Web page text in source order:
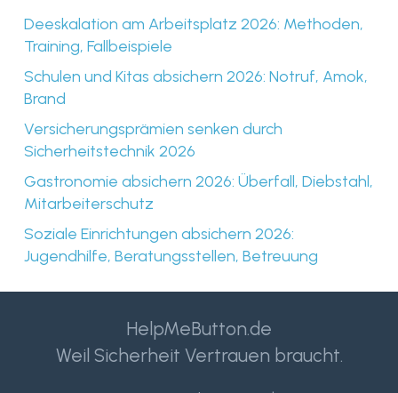
Deeskalation am Arbeitsplatz 2026: Methoden,
Training, Fallbeispiele
Schulen und Kitas absichern 2026: Notruf, Amok,
Brand
Versicherungsprämien senken durch
Sicherheitstechnik 2026
Gastronomie absichern 2026: Überfall, Diebstahl,
Mitarbeiterschutz
Soziale Einrichtungen absichern 2026:
Jugendhilfe, Beratungsstellen, Betreuung
HelpMeButton.de
Weil Sicherheit Vertrauen braucht.